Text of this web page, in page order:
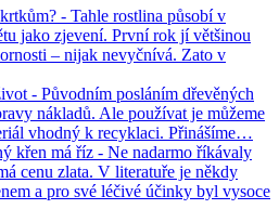
- Tahle rostlina působí v
jako zjevení. První rok jí většinou
– nijak nevyčnívá. Zato v
- Původním posláním dřevěných
nákladů. Ale používat je můžeme
vhodný k recyklaci. Přinášíme…
křen má říz - Ne nadarmo říkávaly
cenu zlata. V literatuře je někdy
a pro své léčivé účinky byl vysoce